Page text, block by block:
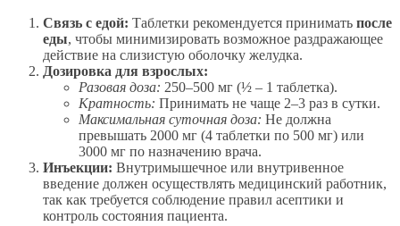
Связь с едой: Таблетки рекомендуется принимать после
еды, чтобы минимизировать возможное раздражающее
действие на слизистую оболочку желудка.
Дозировка для взрослых:
Разовая доза: 250–500 мг (½ – 1 таблетка).
Кратность: Принимать не чаще 2–3 раз в сутки.
Максимальная суточная доза: Не должна
превышать 2000 мг (4 таблетки по 500 мг) или
3000 мг по назначению врача.
Инъекции: Внутримышечное или внутривенное
введение должен осуществлять медицинский работник,
так как требуется соблюдение правил асептики и
контроль состояния пациента.